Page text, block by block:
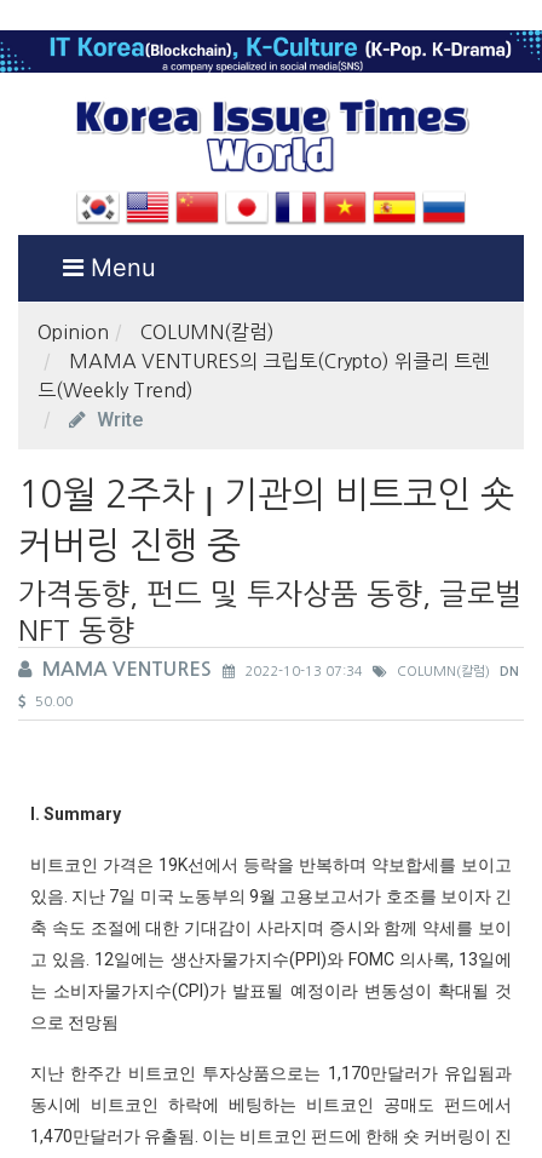
Menu
Opinion
COLUMN(칼럼)
MAMA VENTURES의 크립토(Crypto) 위클리 트렌
드(Weekly Trend)
Write
10월 2주차 ꞁ 기관의 비트코인 숏
커버링 진행 중
가격동향, 펀드 및 투자상품 동향, 글로벌
NFT 동향
MAMA VENTURES 2022-10-13 07:34 COLUMN(칼럼) DN
50.00
I. Summary
비트코인 가격은 19K선에서 등락을 반복하며 약보합세를 보이고
있음. 지난 7일 미국 노동부의 9월 고용보고서가 호조를 보이자 긴
축 속도 조절에 대한 기대감이 사라지며 증시와 함께 약세를 보이
고 있음. 12일에는 생산자물가지수(PPI)와 FOMC 의사록, 13일에
는 소비자물가지수(CPI)가 발표될 예정이라 변동성이 확대될 것
으로 전망됨
지난 한주간 비트코인 투자상품으로는 1,170만달러가 유입됨과
동시에 비트코인 하락에 베팅하는 비트코인 공매도 펀드에서
1,470만달러가 유출됨. 이는 비트코인 펀드에 한해 숏 커버링이 진